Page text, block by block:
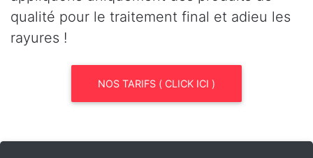
qualité pour le traitement final et adieu les
rayures !
NOS TARIFS ( CLICK ICI )